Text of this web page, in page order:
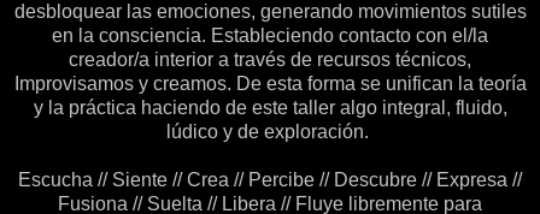
desbloquear las emociones, generando movimientos sutiles
en la consciencia. Estableciendo contacto con el/la
creador/a interior a través de recursos técnicos,
Improvisamos y creamos. De esta forma se unifican la teoría
y la práctica haciendo de este taller algo integral, fluido,
lúdico y de exploración.
Escucha // Siente // Crea // Percibe // Descubre // Expresa //
Fusiona // Suelta // Libera // Fluye libremente para